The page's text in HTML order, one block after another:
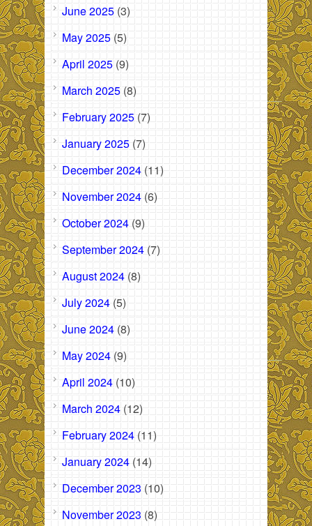
June 2025 (3)
May 2025 (5)
April 2025 (9)
March 2025 (8)
February 2025 (7)
January 2025 (7)
December 2024 (11)
November 2024 (6)
October 2024 (9)
September 2024 (7)
August 2024 (8)
July 2024 (5)
June 2024 (8)
May 2024 (9)
April 2024 (10)
March 2024 (12)
February 2024 (11)
January 2024 (14)
December 2023 (10)
November 2023 (8)